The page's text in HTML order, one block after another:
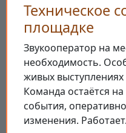
Техническое
площадке
Звукооператор на
необходимость.
живых выступлениях
Команда остаётся
события,
изменения. Работает.